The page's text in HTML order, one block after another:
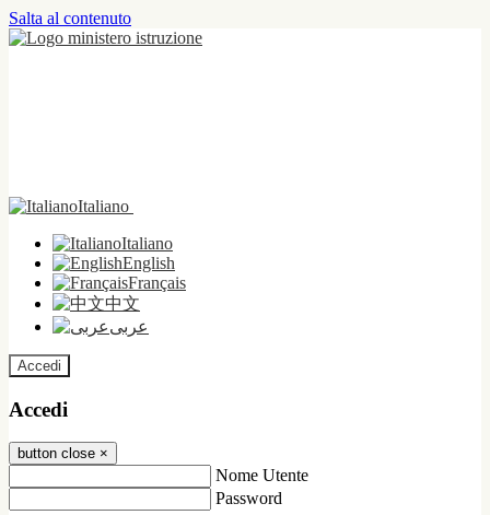
Salta al contenuto
Italiano
Italiano
English
Français
中文
عربى
Accedi
Accedi
button close ×
Nome Utente
Password